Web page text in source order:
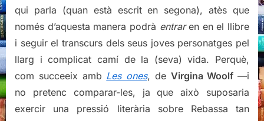
qui parla (quan està escrit en segona), atès que
només d’aquesta manera podrà entraren en el llibre
i seguir el transcurs dels seus joves personatges pel
llarg i complicat camí de la (seva) vida. Perquè,
com succeeix amb Les ones, de Virgina Woolf —i
no pretenc comparar-les, ja que això suposaria
exercir una pressió literària sobre Rebassa tan